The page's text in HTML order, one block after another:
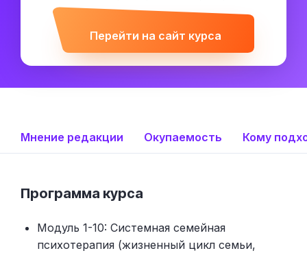
Перейти на сайт курса
Мнение редакции Окупаемость Кому
Программа курса
Модуль 1-10: Системная семейная
психотерапия (жизненный цикл семьи,